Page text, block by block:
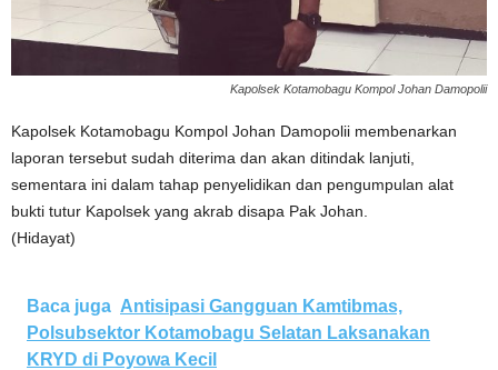
Kapolsek Kotamobagu Kompol Johan Damopolii
Kapolsek Kotamobagu Kompol Johan Damopolii membenarkan
laporan tersebut sudah diterima dan akan ditindak lanjuti,
sementara ini dalam tahap penyelidikan dan pengumpulan alat
bukti tutur Kapolsek yang akrab disapa Pak Johan.
(Hidayat)
Baca juga Antisipasi Gangguan Kamtibmas,
Polsubsektor Kotamobagu Selatan Laksanakan
KRYD di Poyowa Kecil